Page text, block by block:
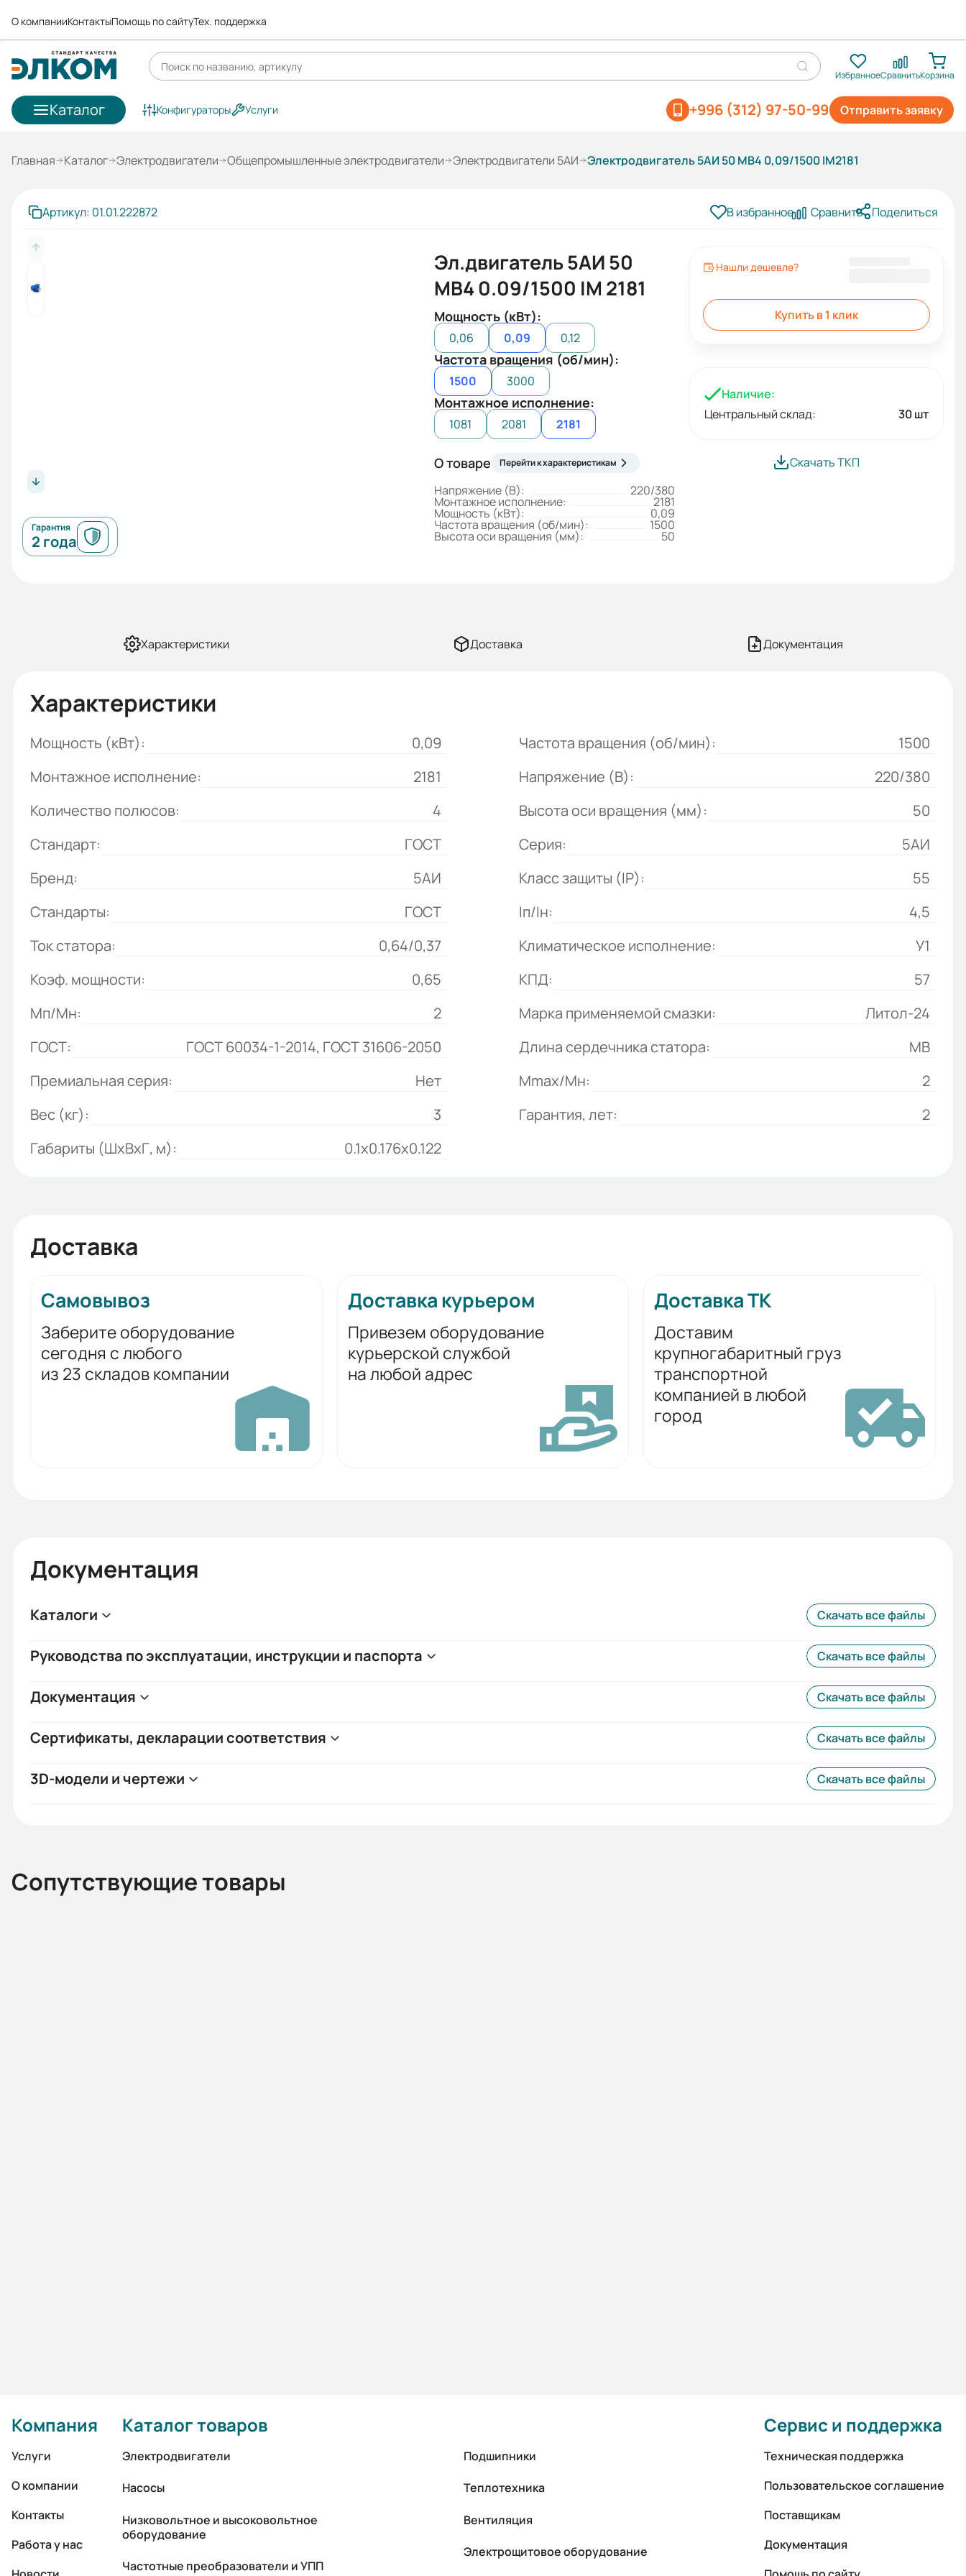
О компанииКонтактыПомощь по сайтуТех. поддержка
ИзбранноеСравнитьКорзина
Каталог Отправить заявку
+996 (312) 97-50-99
Конфигураторы Услуги
Главная Каталог Электродвигатели Общепромышленные электродвигатели Электродвигатели 5АИ Электродвигатель 5АИ 50 МВ4 0,09/1500 IM2181
Артикул: 01.01.222872 В избранное Сравнить Поделиться
Гарантия
2 года
Эл.двигатель 5АИ 50
МВ4 0.09/1500 IM 2181
Мощность (кВт):
0,06 0,09 0,12
Частота вращения (об/мин):
1500 3000
Монтажное исполнение:
1081 2081 2181
О товаре Перейти к характеристикам
Напряжение (В): 220/380
Монтажное исполнение: 2181
Мощность (кВт): 0,09
Частота вращения (об/мин): 1500
Высота оси вращения (мм): 50
Нашли дешевле?
Купить в 1 клик
Наличие:
Центральный склад:
30 шт
Скачать ТКП
Характеристики Доставка Документация
Характеристики
Мощность (кВт): 0,09 Частота вращения (об/мин):
1500
Монтажное исполнение:
2181 Напряжение (В):
220/380
Количество полюсов:
4 Высота оси вращения (мм):
50
Стандарт:
ГОСТ Серия:
5АИ
Бренд:
5АИ Класс защиты (IP):
55
Стандарты:
ГОСТ Iп/Iн:
4,5
Ток статора:
0,64/0,37 Климатическое исполнение:
У1
Коэф. мощности:
0,65 КПД:
57
Мп/Мн:
2 Марка применяемой смазки:
Литол-24
ГОСТ:
ГОСТ 60034-1-2014, ГОСТ 31606-2050 Длина сердечника статора:
МВ
Премиальная серия:
Нет Mmax/Mн:
2
Вес (кг):
3 Гарантия, лет:
2
Габариты (ШхВхГ, м):
0.1x0.176x0.122
Доставка
Самовывоз
Заберите оборудование
сегодня с любого
из 23 складов компании
Доставка курьером
Привезем оборудование
курьерской службой
на любой адрес
Доставка ТК
Доставим
крупногабаритный груз
транспортной
компанией в любой
город
Документация
Каталоги Скачать все файлы
Руководства по эксплуатации, инструкции и паспорта Скачать все файлы
Документация Скачать все файлы
Сертификаты, декларации соответствия Скачать все файлы
3D-модели и чертежи Скачать все файлы
Сопутствующие товары
Компания
Услуги
О компании
Контакты
Работа у нас
Каталог товаров
Электродвигатели
Насосы
Низковольтное и высоковольтное
оборудование
Частотные преобразователи и УПП
Подшипники
Теплотехника
Вентиляция
Электрощитовое оборудование
Сервис и поддержка
Техническая поддержка
Пользовательское соглашение
Поставщикам
Документация